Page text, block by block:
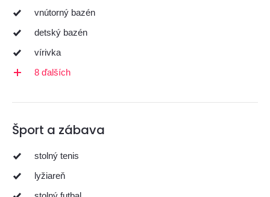
vnútorný bazén
detský bazén
vírivka
8 ďalších
Šport a zábava
stolný tenis
lyžiareň